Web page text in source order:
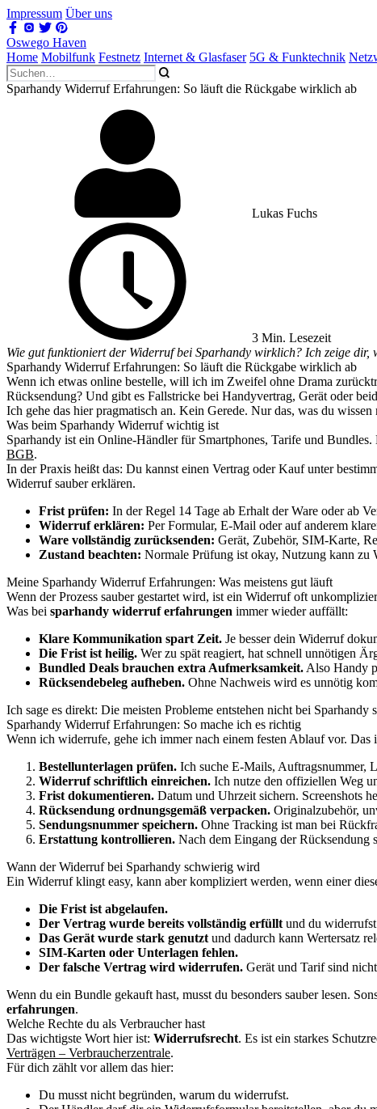
Impressum Über uns
Oswego Haven
Home Mobilfunk Festnetz Internet & Glasfaser 5G & Funktechnik
Sparhandy Widerruf Erfahrungen: So läuft die Rückgabe wirklich ab
Lukas Fuchs
3 Min. Lesezeit
Wie gut funktioniert der Widerruf bei Sparhandy wirklich? Ich zeige
Sparhandy Widerruf Erfahrungen: So läuft die Rückgabe wirklich ab
Wenn ich etwas online bestelle, will ich im Zweifel ohne Drama
Rücksendung? Und gibt es Fallstricke bei Handyvertrag, Gerät oder
Ich gehe das hier pragmatisch an. Kein Gerede. Nur das, was du
Was beim Sparhandy Widerruf wichtig ist
Sparhandy ist ein Online-Händler für Smartphones, Tarife und
BGB.
In der Praxis heißt das: Du kannst einen Vertrag oder Kauf unter
Widerruf sauber erklären.
Frist prüfen: In der Regel 14 Tage ab Erhalt der Ware oder ab
Widerruf erklären: Per Formular, E-Mail oder auf anderem
Ware vollständig zurücksenden: Gerät, Zubehör, SIM-Karte,
Zustand beachten: Normale Prüfung ist okay, Nutzung kann zu
Meine Sparhandy Widerruf Erfahrungen: Was meistens gut läuft
Wenn der Prozess sauber gestartet wird, ist ein Widerruf oft
Was bei sparhandy widerruf erfahrungen immer wieder auffällt:
Klare Kommunikation spart Zeit. Je besser dein Widerruf
Die Frist ist heilig. Wer zu spät reagiert, hat schnell unnötigen
Bundled Deals brauchen extra Aufmerksamkeit. Also Handy
Rücksendebeleg aufheben. Ohne Nachweis wird es unnötig
Ich sage es direkt: Die meisten Probleme entstehen nicht bei
Sparhandy Widerruf Erfahrungen: So mache ich es richtig
Wenn ich widerrufe, gehe ich immer nach einem festen Ablauf vor. Das
Bestellunterlagen prüfen. Ich suche E-Mails, Auftragsnummer,
Widerruf schriftlich einreichen. Ich nutze den offiziellen Weg
Frist dokumentieren. Datum und Uhrzeit sichern. Screenshots
Rücksendung ordnungsgemäß verpacken. Originalzubehör,
Sendungsnummer speichern. Ohne Tracking ist man bei
Erstattung kontrollieren. Nach dem Eingang der Rücksendung
Wann der Widerruf bei Sparhandy schwierig wird
Ein Widerruf klingt easy, kann aber kompliziert werden, wenn einer
Die Frist ist abgelaufen.
Der Vertrag wurde bereits vollständig erfüllt und du widerrufst
Das Gerät wurde stark genutzt und dadurch kann Wertersatz
SIM-Karten oder Unterlagen fehlen.
Der falsche Vertrag wird widerrufen. Gerät und Tarif sind
Wenn du ein Bundle gekauft hast, musst du besonders sauber lesen.
erfahrungen.
Welche Rechte du als Verbraucher hast
Das wichtigste Wort hier ist: Widerrufsrecht. Es ist ein starkes
Verträgen – Verbraucherzentrale.
Für dich zählt vor allem das hier:
Du musst nicht begründen, warum du widerrufst.